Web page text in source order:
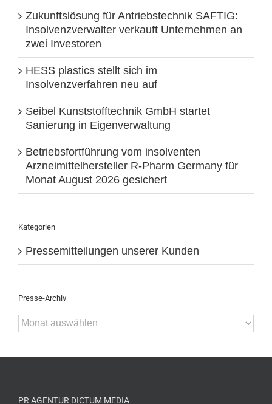
Zukunftslösung für Antriebstechnik SAFTIG:
Insolvenzverwalter verkauft Unternehmen an
zwei Investoren
HESS plastics stellt sich im
Insolvenzverfahren neu auf
Seibel Kunststofftechnik GmbH startet
Sanierung in Eigenverwaltung
Betriebsfortführung vom insolventen
Arzneimittelhersteller R-Pharm Germany für
Monat August 2026 gesichert
Kategorien
Pressemitteilungen unserer Kunden
Presse-Archiv
Presse-
Archiv
PR AGENTUR DICTUM MEDIA